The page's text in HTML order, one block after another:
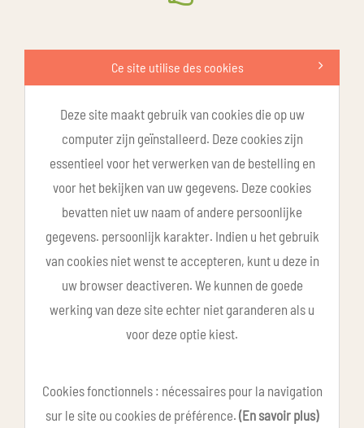
Ce site utilise des cookies
Deze site maakt gebruik van cookies die op uw
computer zijn geïnstalleerd. Deze cookies zijn
essentieel voor het verwerken van de bestelling en
voor het bekijken van uw gegevens. Deze cookies
bevatten niet uw naam of andere persoonlijke
gegevens. persoonlijk karakter. Indien u het gebruik
van cookies niet wenst te accepteren, kunt u deze in
uw browser deactiveren. We kunnen de goede
werking van deze site echter niet garanderen als u
voor deze optie kiest.
Cookies fonctionnels : nécessaires pour la navigation
sur le site ou cookies de préférence. (En savoir plus)